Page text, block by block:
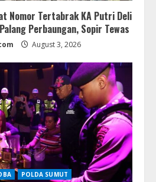
Nomor Tertabrak KA Putri Deli
Perbaungan, Sopir Tewas
August 3, 2026
POLDA SUMUT